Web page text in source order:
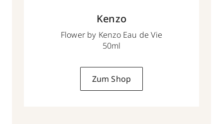
Kenzo
Flower by Kenzo Eau de Vie
50ml
Zum Shop